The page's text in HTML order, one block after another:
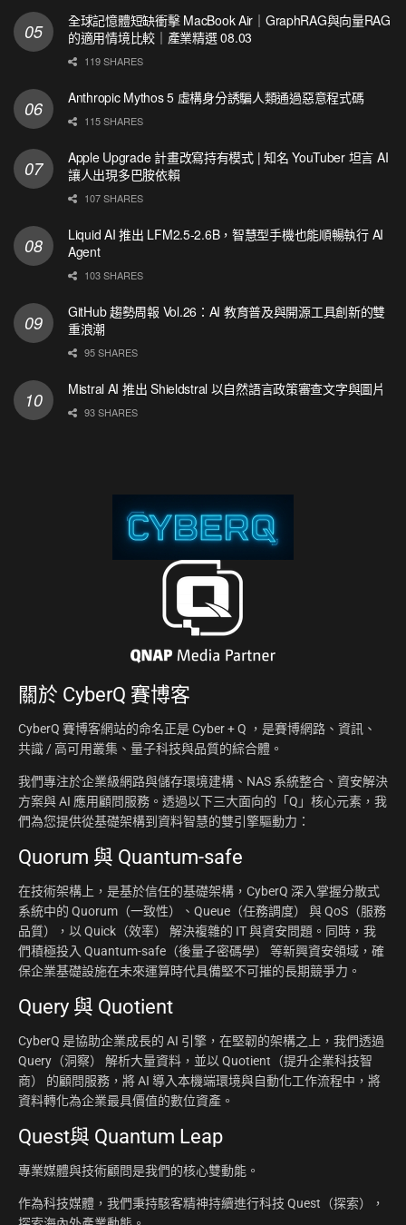
全球記憶體短缺衝擊 MacBook Air｜GraphRAG與向量RAG
的適用情境比較｜產業精選 08.03
119 SHARES
Anthropic Mythos 5 虛構身分誘騙人類通過惡意程式碼
115 SHARES
Apple Upgrade 計畫改寫持有模式 | 知名 YouTuber 坦言 AI
讓人出現多巴胺依賴
107 SHARES
Liquid AI 推出 LFM2.5-2.6B，智慧型手機也能順暢執行 AI
Agent
103 SHARES
GitHub 趨勢周報 Vol.26：AI 教育普及與開源工具創新的雙
重浪潮
95 SHARES
Mistral AI 推出 Shieldstral 以自然語言政策審查文字與圖片
93 SHARES
關於 CyberQ 賽博客
CyberQ 賽博客網站的命名正是 Cyber + Q ，是賽博網路、資訊、
共識 / 高可用叢集、量子科技與品質的綜合體。
我們專注於企業級網路與儲存環境建構、NAS 系統整合、資安解決
方案與 AI 應用顧問服務。透過以下三大面向的「Q」核心元素，我
們為您提供從基礎架構到資料智慧的雙引擎驅動力：
Quorum 與 Quantum-safe
在技術架構上，是基於信任的基礎架構，CyberQ 深入掌握分散式
系統中的 Quorum（一致性）、Queue（任務調度） 與 QoS（服務
品質），以 Quick（效率） 解決複雜的 IT 與資安問題。同時，我
們積極投入 Quantum-safe（後量子密碼學） 等新興資安領域，確
保企業基礎設施在未來運算時代具備堅不可摧的長期競爭力。
Query 與 Quotient
CyberQ 是協助企業成長的 AI 引擎，在堅韌的架構之上，我們透過
Query（洞察） 解析大量資料，並以 Quotient（提升企業科技智
商） 的顧問服務，將 AI 導入本機端環境與自動化工作流程中，將
資料轉化為企業最具價值的數位資產。
Quest與 Quantum Leap
專業媒體與技術顧問是我們的核心雙動能。
作為科技媒體，我們秉持駭客精神持續進行科技 Quest（探索），